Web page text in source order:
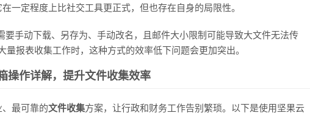
一定程度上比社交工具更正式，但也存在自身的局限性。
要手动下载、另存为、手动改名，且邮件大小限制可能导致大文件无法传
量报表收集工作时，这种方式的效率低下问题会更加突出。
操作详解，提升文件收集效率
最可靠的文件收集方案，让行政和财务工作告别繁琐。以下是使用坚果云